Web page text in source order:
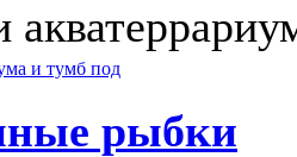
и тумб под
рыбки